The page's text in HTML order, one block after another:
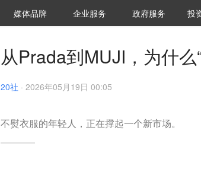
媒体品牌 36Kr研究院
企业服务 城市之窗
政府服务 VClub
投资
投
从Prada到MUJI，为什
20社 · 2026年05月19日 00:05
不熨衣服的年轻人，正在撑起一个新市场。